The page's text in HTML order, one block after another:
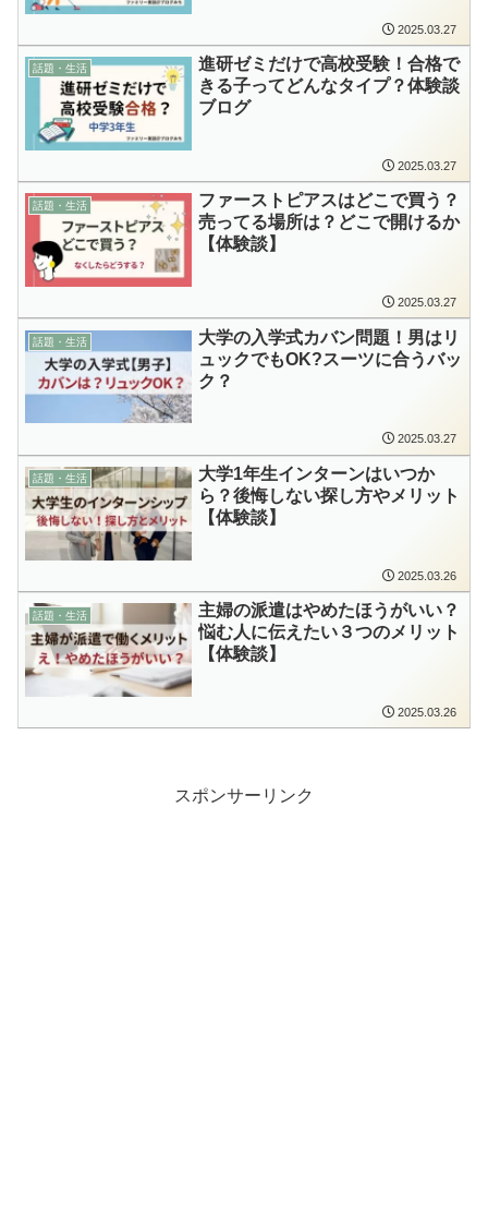
2025.03.27
話題・生活
進研ゼミだけで高校受験！合格で
きる子ってどんなタイプ？体験談
ブログ
2025.03.27
話題・生活
ファーストピアスはどこで買う？
売ってる場所は？どこで開けるか
【体験談】
2025.03.27
話題・生活
大学の入学式カバン問題！男はリ
ュックでもOK?スーツに合うバッ
ク？
2025.03.27
話題・生活
大学1年生インターンはいつか
ら？後悔しない探し方やメリット
【体験談】
2025.03.26
話題・生活
主婦の派遣はやめたほうがいい？
悩む人に伝えたい３つのメリット
【体験談】
2025.03.26
スポンサーリンク